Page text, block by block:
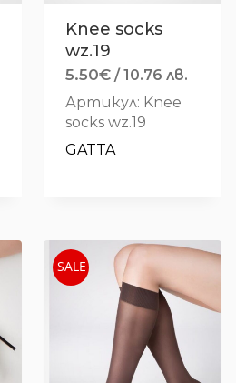
Knee socks
wz.19
5.50€ / 10.76 лв.
Артикул: Knee
socks wz.19
GATTA
SALE